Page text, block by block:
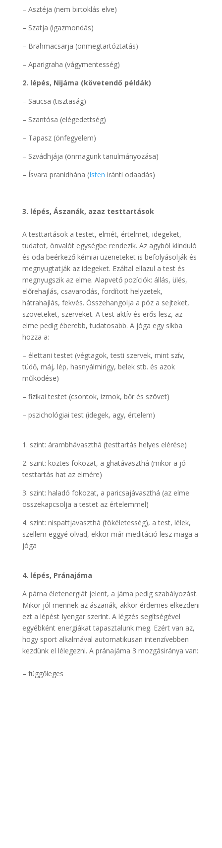
– Asztéja (nem birtoklás elve)
– Szatja (igazmondás)
– Brahmacsarja (önmegtartóztatás)
– Aparigraha (vágymentesség)
2. lépés, Nijáma (követendő példák)
– Saucsa (tisztaság)
– Szantósa (elégedettség)
– Tapasz (önfegyelem)
– Szvádhjája (önmagunk tanulmányozása)
– Ísvara pranidhána (Isten iránti odaadás)
3. lépés, Ászanák, azaz testtartások
A testtartások a testet, elmét, értelmet, idegeket,
tudatot, önvalót egységbe rendezik. Az agyból kiinduló
és oda beérkező kémiai üzeneteket is befolyásolják és
megnyugtatják az idegeket. Ezáltal ellazul a test és
megnyugszik az elme. Alapvető pozíciók: állás, ülés,
előrehajlás, csavarodás, fordított helyzetek,
hátrahajlás, fekvés. Összehangolja a póz a sejteket,
szöveteket, szerveket. A test aktív és erős lesz, az
elme pedig éberebb, tudatosabb. A jóga egy síkba
hozza a:
– élettani testet (végtagok, testi szervek, mint szív,
tüdő, máj, lép, hasnyálmirigy, belek stb. és azok
működése)
– fizikai testet (csontok, izmok, bőr és szövet)
– pszichológiai test (idegek, agy, értelem)
1. szint: árambhávaszthá (testtartás helyes elérése)
2. szint: köztes fokozat, a ghatávaszthá (mikor a jó
testtartás hat az elmére)
3. szint: haladó fokozat, a paricsajávaszthá (az elme
összekapcsolja a testet az értelemmel)
4. szint: nispattjavaszthá (tökéletesség), a test, lélek,
szellem eggyé olvad, ekkor már meditáció lesz maga a
jóga
4. lépés, Pránajáma
A párna életenergiát jelent, a jáma pedig szabályozást.
Mikor jól mennek az ászanák, akkor érdemes elkezdeni
ezt a lépést Iyengar szerint. A légzés segítségével
egyébként energiákat tapasztalunk meg. Ezért van az,
hogy sport alkalmával automatikusan intenzívebben
kezdünk el lélegezni. A pránajáma 3 mozgásiránya van:
– függőleges